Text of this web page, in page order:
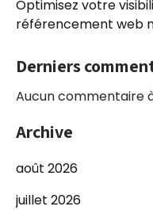
Optimisez votre
référencement web
Derniers
Aucun commentaire
Archive
août 2026
juillet 2026